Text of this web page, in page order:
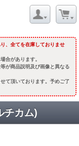
、全てを在庫しておりませ
合があります。
が商品説明及び画像と異なる
て頂いております。予めご了
チカム)